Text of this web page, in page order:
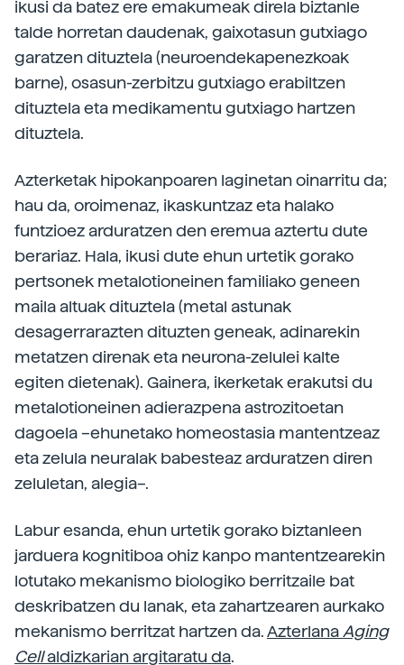
ikusi da batez ere emakumeak direla biztanle
talde horretan daudenak, gaixotasun gutxiago
garatzen dituztela (neuroendekapenezkoak
barne), osasun-zerbitzu gutxiago erabiltzen
dituztela eta medikamentu gutxiago hartzen
dituztela.
Azterketak hipokanpoaren laginetan oinarritu da;
hau da, oroimenaz, ikaskuntzaz eta halako
funtzioez arduratzen den eremua aztertu dute
berariaz. Hala, ikusi dute ehun urtetik gorako
pertsonek metalotioneinen familiako geneen
maila altuak dituztela (metal astunak
desagerrarazten dituzten geneak, adinarekin
metatzen direnak eta neurona-zelulei kalte
egiten dietenak). Gainera, ikerketak erakutsi du
metalotioneinen adierazpena astrozitoetan
dagoela –ehunetako homeostasia mantentzeaz
eta zelula neuralak babesteaz arduratzen diren
zeluletan, alegia–.
Labur esanda, ehun urtetik gorako biztanleen
jarduera kognitiboa ohiz kanpo mantentzearekin
lotutako mekanismo biologiko berritzaile bat
deskribatzen du lanak, eta zahartzearen aurkako
mekanismo berritzat hartzen da.Azterlana Aging
Cellaldizkarian argitaratu da.